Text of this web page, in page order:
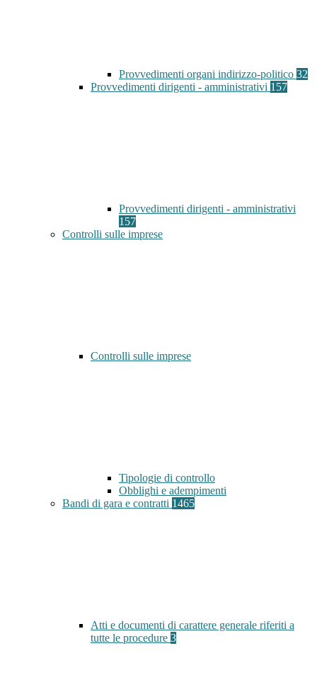
Provvedimenti organi indirizzo-politico 32
Provvedimenti dirigenti - amministrativi 157
Provvedimenti dirigenti - amministrativi
157
Controlli sulle imprese
Controlli sulle imprese
Tipologie di controllo
Obblighi e adempimenti
Bandi di gara e contratti 1465
Atti e documenti di carattere generale riferiti a
tutte le procedure 3